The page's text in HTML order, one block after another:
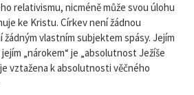
relativismu, nicméně může svou úlohu
ke Kristu. Církev není žádnou
vlastním subjektem spásy. Jejím
„nárokem“ je „absolutnost Ježíše
vztažena k absolutnosti věčného